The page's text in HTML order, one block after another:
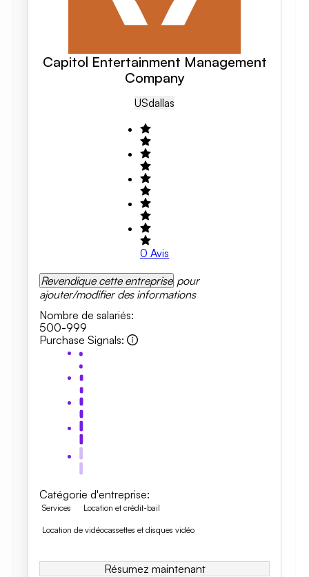
Capitol Entertainment Management
Company
USDallas
0 Avis
Revendique cette entreprise pour
ajouter/modifier des informations
Nombre de salariés:
500-999
Purchase Signals:
Catégorie d'entreprise:
Services Location et crédit-bail
Location de vidéocassettes et disques vidéo
Résumez maintenant